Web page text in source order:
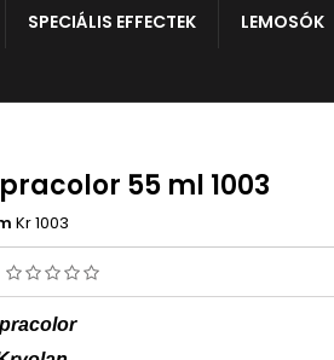
SPECIÁLIS EFFECTEK LEMOSÓK
55 ml 1003
Kr 1003